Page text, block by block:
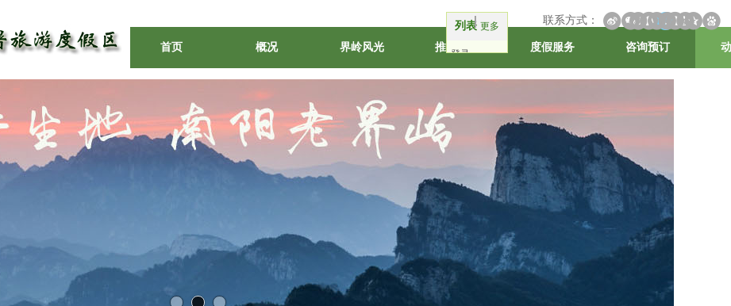
列表 更多
登录
联系方式：
首页 概况 界岭风光 推荐线路 度假服务 咨询预订